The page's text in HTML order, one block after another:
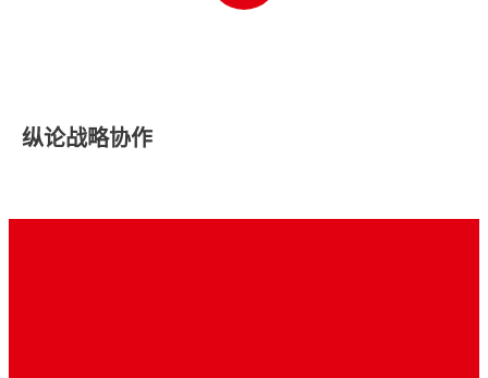
纵论战略协作